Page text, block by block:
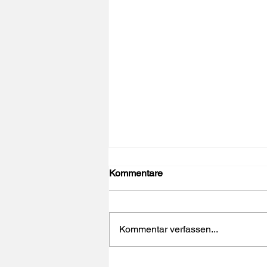
Kommentare
Kommentar verfassen...